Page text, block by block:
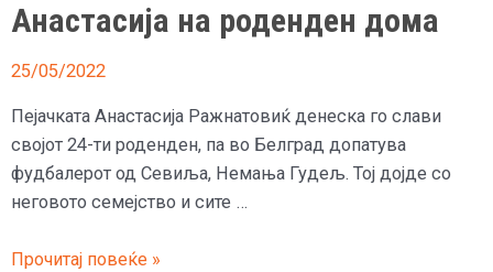
Анастасија на роденден дома
25/05/2022
Пејачката Анастасија Ражнатовиќ денеска го слави
својот 24-ти роденден, па во Белград допатува
фудбалерот од Севиља, Немања Гудељ. Тој дојде со
неговото семејство и сите …
(Видео)
Прочитај повеќе »